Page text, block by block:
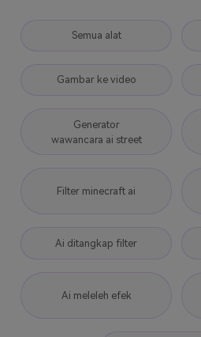
Semua alat
Gambar ke video
Generator
wawancara ai street
Filter minecraft ai
Ai ditangkap filter
Ai meleleh efek